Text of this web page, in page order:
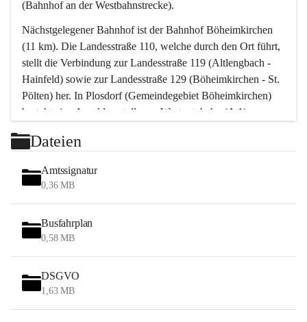
(Bahnhof an der Westbahnstrecke).
Nächstgelegener Bahnhof ist der Bahnhof Böheimkirchen
(11 km). Die Landesstraße 110, welche durch den Ort führt,
stellt die Verbindung zur Landesstraße 119 (Altlengbach -
Hainfeld) sowie zur Landesstraße 129 (Böheimkirchen - St.
Pölten) her. In Plosdorf (Gemeindegebiet Böheimkirchen)
besteht eine Anschlussstelle zur Westautobahn (A 1).
Wien erreicht man in ca. 45 Minuten.
Stössing zählt noch zum Naherholungsraum Wien sowie
zum Naherholungsraum St. Pölten. Viele Bauernhöfe hatten
„ihre Wiener“. Seit 1960 bauten viele Wiener
Wochenendhäuser im Gemeindegebiet. Wegen des
waldreichen Jagdgebietes haben viele Jagdpächter ihre
Das Wandern ist aus touristischer Sicht die bedeutendste
Tätigkeit. Das hügelige Gebiet mit Wanderwegen durch
Wiesen, Wälder und Obstkulturen lädt dazu ein. Gefördert
Dateien
Amtssignatur
0,36 MB
Busfahrplan
0,58 MB
DSGVO
1,63 MB